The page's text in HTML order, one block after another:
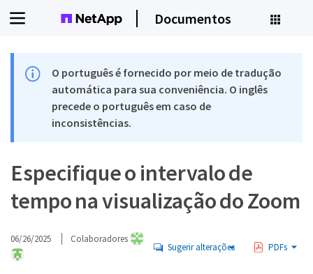
Documentos
O português é fornecido por meio de tradução
automática para sua conveniência. O inglês
precede o português em caso de
inconsistências.
Especifique o intervalo de
tempo na visualização do Zoom
06/26/2025 Colaboradores
Sugerir alterações PDFs